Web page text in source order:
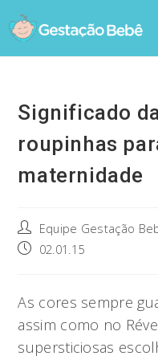
to
content
Significado
roupinhas
maternidade
Post
author:
Equipe Gestação
Post02.01.15
As cores sempre
assim como no
supersticiosas